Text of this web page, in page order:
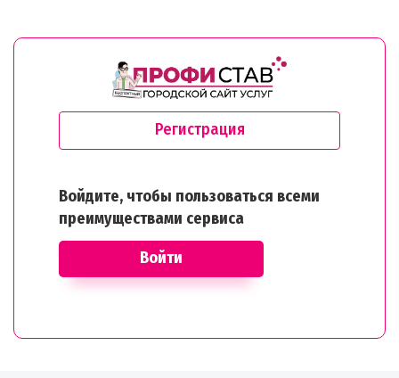
Регистрация
Войдите, чтобы пользоваться всеми
преимуществами сервиса
Войти